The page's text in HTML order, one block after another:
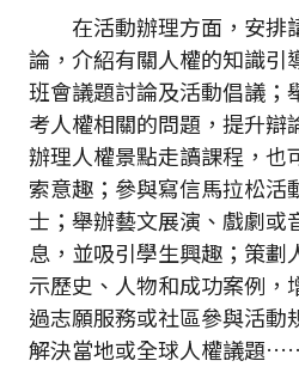
在活動辦理方面，安排
論，介紹有關人權的知識引
班會議題討論及活動倡議；
考人權相關的問題，提升辯
辦理人權景點走讀課程，也
索意趣；參與寫信馬拉松活
士；舉辦藝文展演、戲劇或
息，並吸引學生興趣；策劃
示歷史、人物和成功案例，
過志願服務或社區參與活動
解決當地或全球人權議題